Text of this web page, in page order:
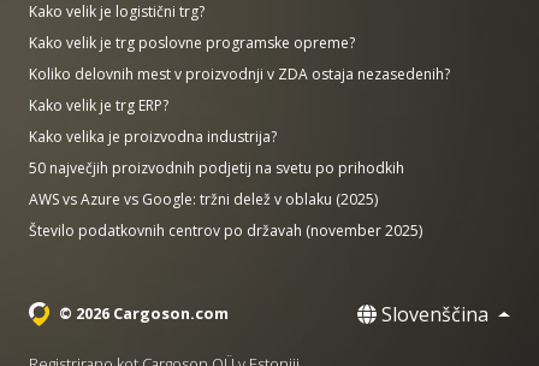
Kako velik je logistični trg?
Kako velik je trg poslovne programske opreme?
Koliko delovnih mest v proizvodnji v ZDA ostaja nezasedenih?
Kako velik je trg ERP?
Kako velika je proizvodna industrija?
50 največjih proizvodnih podjetij na svetu po prihodkih
AWS vs Azure vs Google: tržni delež v oblaku (2025)
Število podatkovnih centrov po državah (november 2025)
© 2026 Cargoson.com Slovenščina